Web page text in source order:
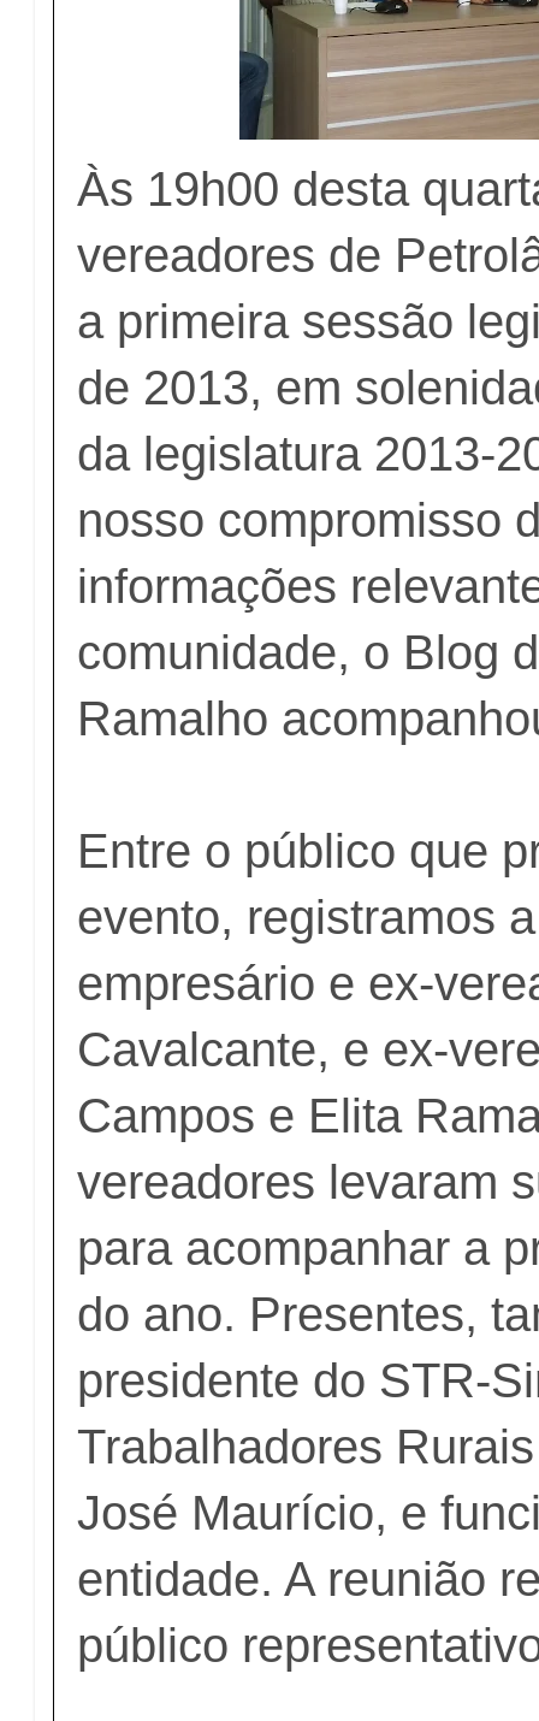
Às 19h00 desta
vereadores de
a primeira sessão
de 2013, em
da legislatura 2013-
nosso compromisso
informações
comunidade, o Blog
Ramalho
Entre o público que
evento, registramos
empresário e ex-
Cavalcante, e ex-
Campos e Elita
vereadores levaram
para acompanhar a
do ano. Presentes,
presidente do STR-
Trabalhadores
José Maurício, e
entidade. A reunião
público